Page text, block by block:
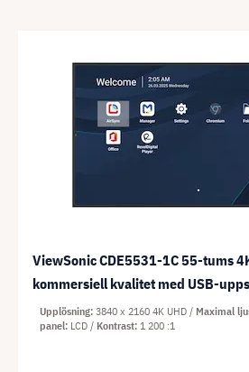
ViewSonic CDE5531-1C 55-tums
kommersiell kvalitet med USB-
Upplösning 3840 x 2160 4K UHD Maximal
panel LCD Kontrast 1 200 :1